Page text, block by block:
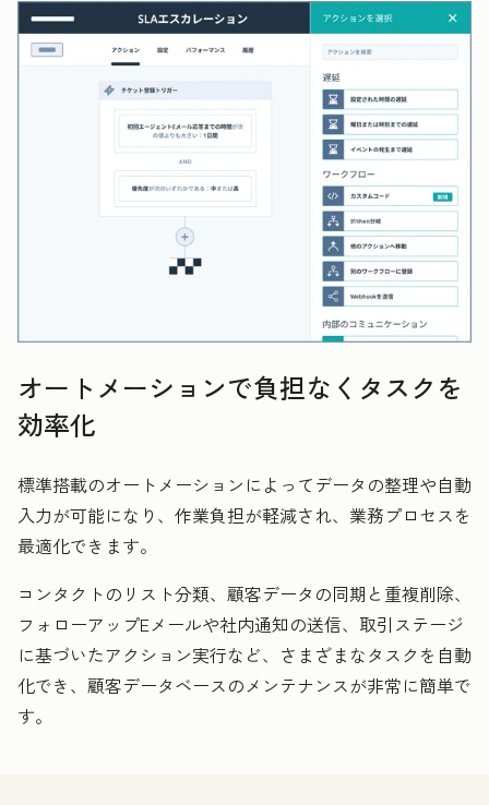
オートメーションで負担なくタスクを
効率化
標準搭載のオートメーションによってデータの整理や自動
入力が可能になり、作業負担が軽減され、業務プロセスを
最適化できます。
コンタクトのリスト分類、顧客データの同期と重複削除、
フォローアップEメールや社内通知の送信、取引ステージ
に基づいたアクション実行など、さまざまなタスクを自動
化でき、顧客データベースのメンテナンスが非常に簡単で
す。